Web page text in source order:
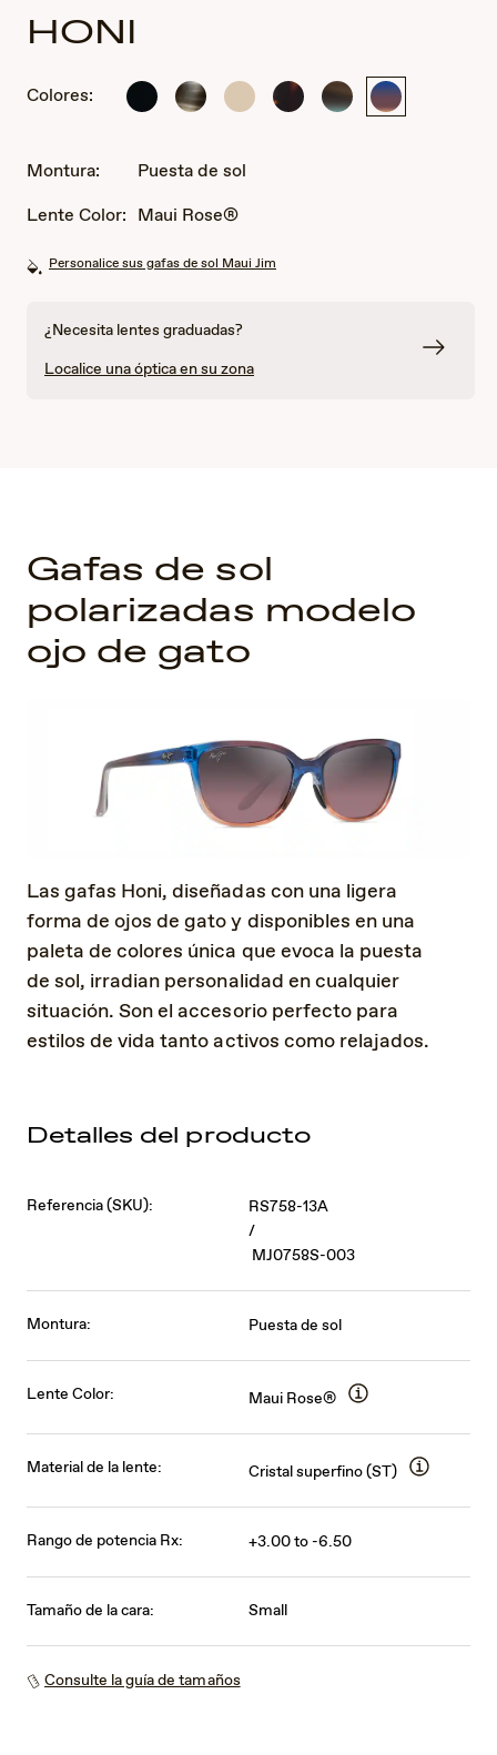
HONI
Colores:
Brillante
Gris
rayas
Marfil HabanaAreniscaPuesta
Montura:
Puesta de sol
Lente Color: Maui Rose®
Personalice sus gafas de sol Maui Jim
¿Necesita lentes graduadas?
Localice una óptica en su zona
Gafas de sol
polarizadas modelo
ojo de gato
Las gafas Honi, diseñadas con una ligera
forma de ojos de gato y disponibles en una
paleta de colores única que evoca la puesta
de sol, irradian personalidad en cualquier
situación. Son el accesorio perfecto para
estilos de vida tanto activos como relajados.
Detalles del producto
Referencia (SKU):
RS758-13A
/
MJ0758S-003
Montura: Puesta de sol
Lente Color: Maui Rose®
Material de la lente: Cristal superfino (ST)
Rango de potencia Rx: +3.00 to -6.50
Tamaño de la cara: Small
Consulte la guía de tamaños